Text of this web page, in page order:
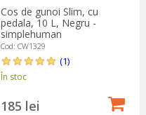
Cos de gunoi Slim, cu
pedala, 10 L, Negru -
simplehuman
Cod: CW1329
(1)
În stoc
185 lei